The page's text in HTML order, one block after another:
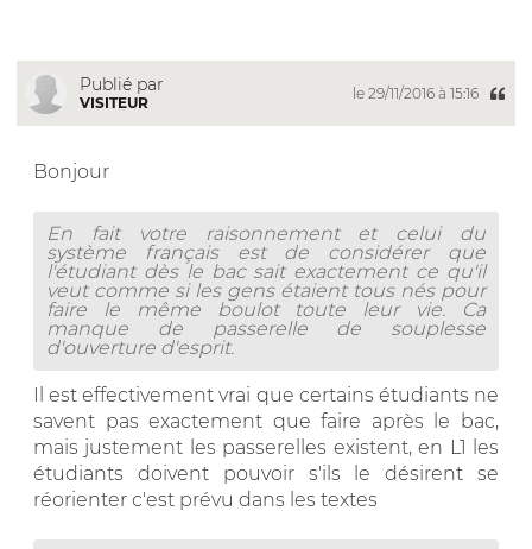
Publié par
VISITEUR
le 29/11/2016 à 15:16
Bonjour
En fait votre raisonnement et celui du
système français est de considérer que
l'étudiant dès le bac sait exactement ce qu'il
veut comme si les gens étaient tous nés pour
faire le même boulot toute leur vie. Ca
manque de passerelle de souplesse
d'ouverture d'esprit.
Il est effectivement vrai que certains étudiants ne
savent pas exactement que faire après le bac,
mais justement les passerelles existent, en L1 les
étudiants doivent pouvoir s'ils le désirent se
réorienter c'est prévu dans les textes